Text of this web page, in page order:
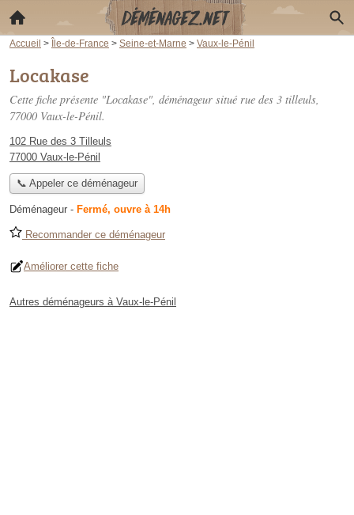
Accueil > Île-de-France > Seine-et-Marne > Vaux-le-Pénil
Locakase
Cette fiche présente "Locakase", déménageur situé rue des 3 tilleuls,
77000 Vaux-le-Pénil.
102 Rue des 3 Tilleuls
77000 Vaux-le-Pénil
📞 Appeler ce déménageur
Déménageur - Fermé, ouvre à 14h
Recommander ce déménageur
Améliorer cette fiche
Autres déménageurs à Vaux-le-Pénil